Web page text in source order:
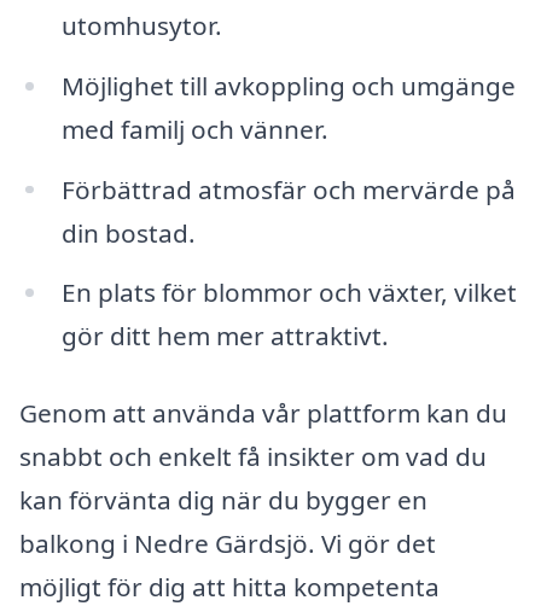
utomhusytor.
Möjlighet till avkoppling och umgänge
med familj och vänner.
Förbättrad atmosfär och mervärde på
din bostad.
En plats för blommor och växter, vilket
gör ditt hem mer attraktivt.
Genom att använda vår plattform kan du
snabbt och enkelt få insikter om vad du
kan förvänta dig när du bygger en
balkong i Nedre Gärdsjö. Vi gör det
möjligt för dig att hitta kompetenta